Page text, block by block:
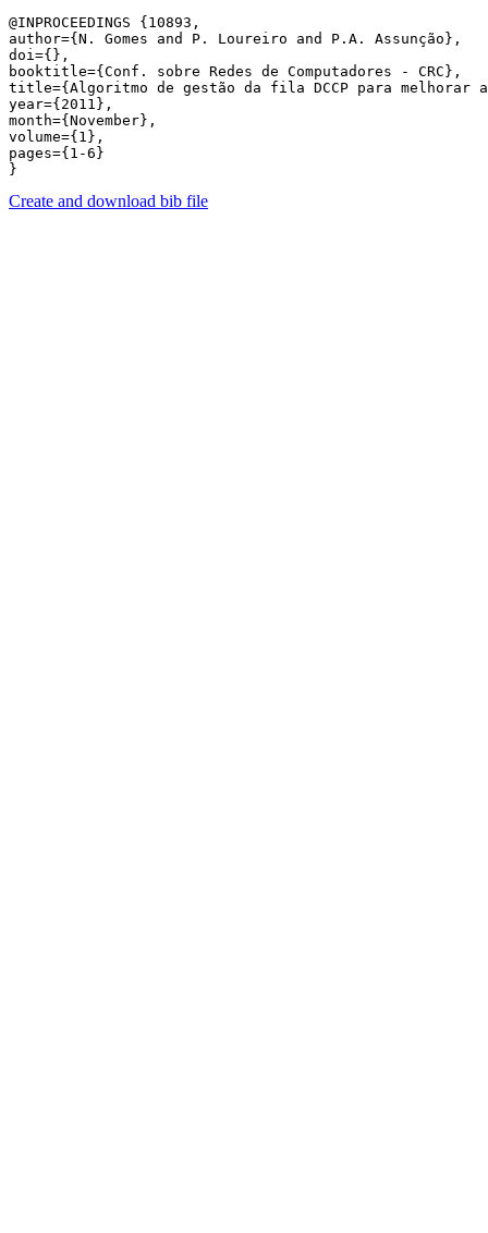
@INPROCEEDINGS {10893,
author={N. Gomes and P. Loureiro and P.A. Assunção},
doi={},
booktitle={Conf. sobre Redes de Computadores - CRC},
title={Algoritmo de gestão da fila DCCP para melhorar
year={2011},
month={November},
volume={1},
pages={1-6}
Create and download bib file